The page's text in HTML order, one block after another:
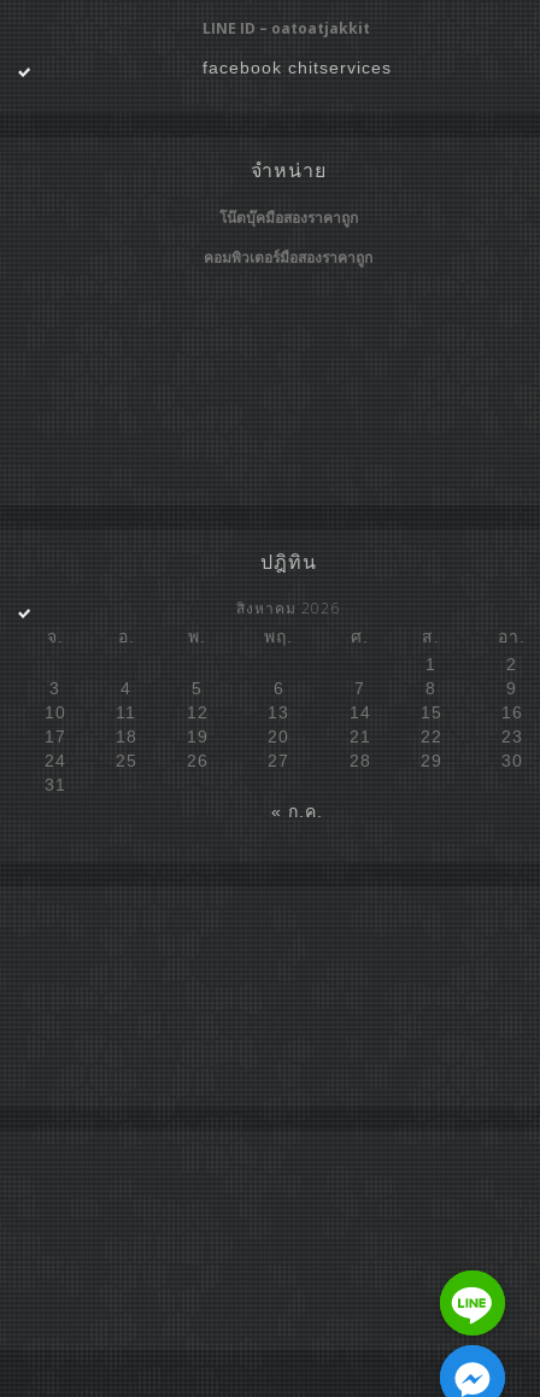
LINE ID – oatoatjakkit
facebook chitservices
จำหน่าย
โน๊ตบุ๊คมือสองราคาถูก
คอมพิวเตอร์มือสองราคาถูก
ปฎิทิน
สิงหาคม 2026
จ. อ. พ. พฤ. ศ. ส.
อา.
1
2
3
4 5 6 7 8
9
10
11 12 13 14 15
16
17
18 19 20 21 22
23
24
25 26 27 28 29
30
31
« ก.ค.